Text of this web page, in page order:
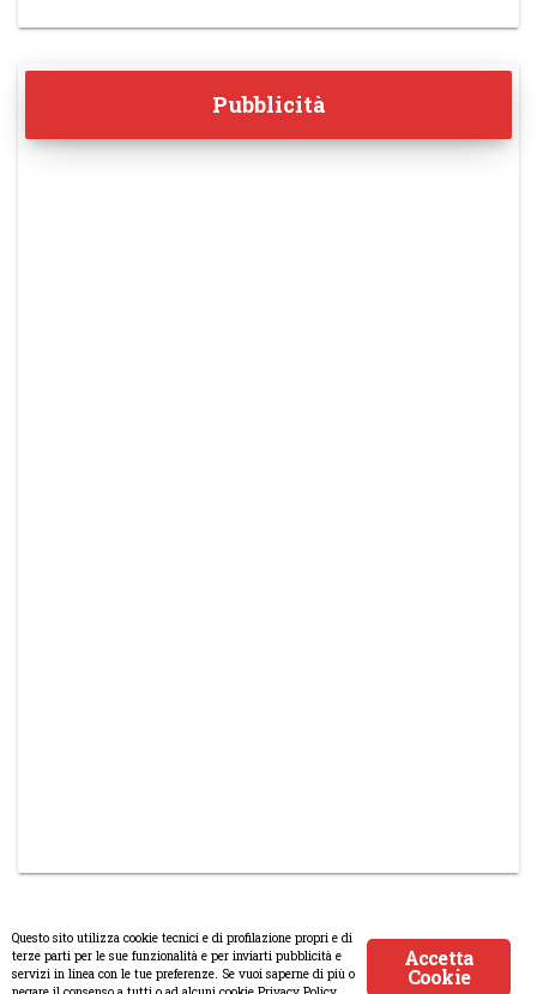
Pubblicità
© Copyright 2008-2017 Scenaripolitici.com - Tutti i diritti riservati.
Accetta
Cookie
Questo sito utilizza cookie tecnici e di profilazione propri e di
terze parti per le sue funzionalità e per inviarti pubblicità e
servizi in linea con le tue preferenze. Se vuoi saperne di più o